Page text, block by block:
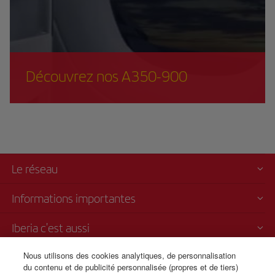
Découvrez nos A350-900
Le réseau
Informations importantes
Iberia c'est aussi
Transparence
Nous utilisons des cookies analytiques, de personnalisation
du contenu et de publicité personnalisée (propres et de tiers)